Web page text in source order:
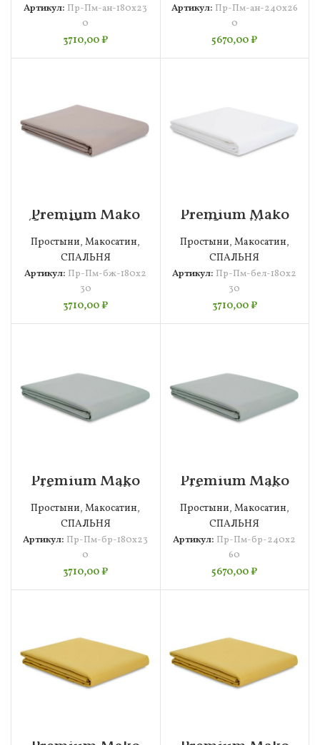
Артикул: Пр-Пм-ан-180х23
0
3710,00₽
Артикул: Пр-Пм-ан-240х26
0
5670,00₽
Premium Mako
(беж) Простыня
180х230
Простыни,Макосатин,
СПАЛЬНЯ
Артикул: Пр-Пм-бж-180х2
30
3710,00₽
Premium Mako
(белый)
Простыня
180х230
Простыни, Макосатин,
СПАЛЬНЯ
Артикул: Пр-Пм-бел-180х2
30
3710,00₽
Premium Mako
(бирюзовый)
Простыня
180х230
Простыни,Макосатин,
СПАЛЬНЯ
Артикул: Пр-Пм-бр-180х23
0
3710,00₽
Premium Mako
(бирюзовый)
Простыня
240х260
Простыни, Макосатин,
СПАЛЬНЯ
Артикул: Пр-Пм-бр-240х2
60
5670,00₽